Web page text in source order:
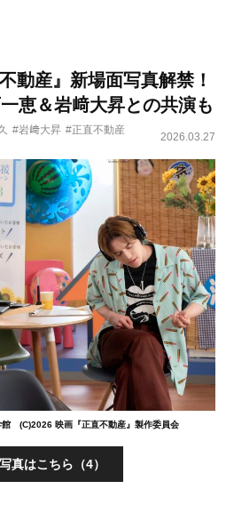
動産』新場面写真解禁！
恵＆岩﨑大昇との共演も
#岩﨑大昇 #正直不動産
2026.03.27
館 (C)2026 映画『正直不動産』製作委員会
真はこちら（4）